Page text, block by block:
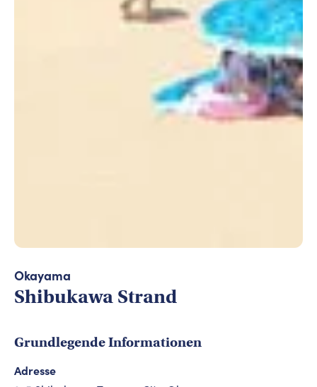
Okayama
Shibukawa Strand
Grundlegende Informationen
Adresse